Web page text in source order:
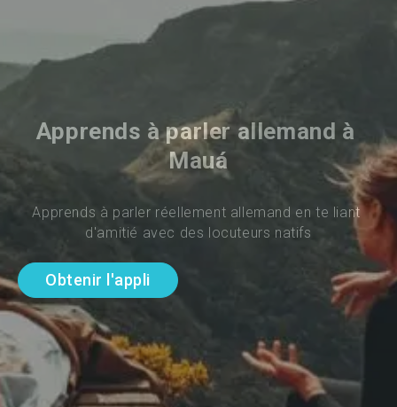
Apprends à parler allemand à
Mauá
Apprends à parler réellement allemand en te liant
d'amitié avec des locuteurs natifs
Obtenir l'appli